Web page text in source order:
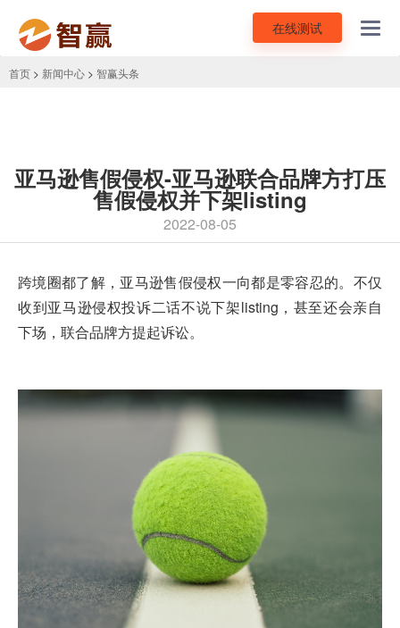
在线测试
首页 > 新闻中心 > 智赢头条
亚马逊售假侵权-亚马逊联合品牌方打压
售假侵权并下架listing
2022-08-05
跨境圈都了解， 亚马逊售假侵权一向都是零容忍的。不仅
收到亚马逊侵权投诉二话不说下架listing ，甚至还会亲自
下场，联合品牌方提起诉讼。